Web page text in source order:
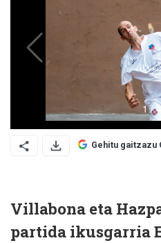
Gehitu gaitzazu
Villabona eta
partida ikusgarria